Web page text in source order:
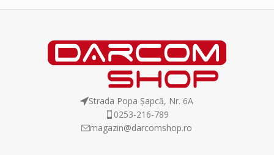
Strada Popa Șapcă, Nr. 6A
0253-216-789
magazin@darcomshop.ro